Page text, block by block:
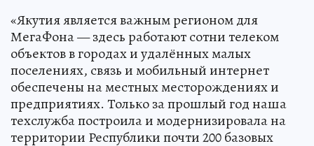
«Якутия является важным регионом для
МегаФона — здесь работают сотни телеком
объектов в городах и удалённых малых
поселениях, связь и мобильный интернет
обеспечены на местных месторождениях и
предприятиях. Только за прошлый год наша
техслужба построила и модернизировала на
территории Республики почти 200 базовых